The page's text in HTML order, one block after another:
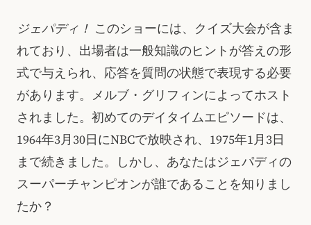
ジェパディ！ このショーには、クイズ大会が含ま
れており、出場者は一般知識のヒントが答えの形
式で与えられ、応答を質問の状態で表現する必要
があります。メルブ・グリフィンによってホスト
されました。初めてのデイタイムエピソードは、
1964年3月30日にNBCで放映され、1975年1月3日
まで続きました。しかし、あなたはジェパディの
スーパーチャンピオンが誰であることを知りまし
たか？